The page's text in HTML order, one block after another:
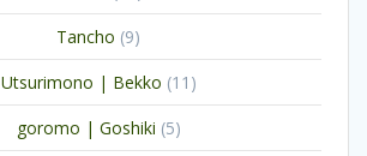
producten
Tancho 99
producten
Utsurimono | Bekko 11 11
producten
goromo | Goshiki 55